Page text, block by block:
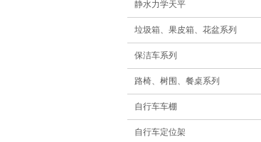
静水力学天平
垃圾箱、果皮箱、花盆系列
保洁车系列
路椅、树围、餐桌系列
自行车车棚
自行车定位架